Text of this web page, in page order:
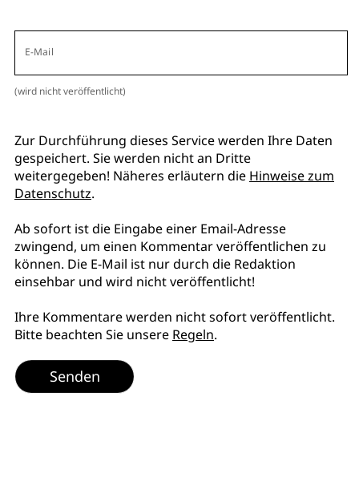
E-Mail
(wird nicht veröffentlicht)
Zur Durchführung dieses Service werden Ihre Daten
gespeichert. Sie werden nicht an Dritte
weitergegeben! Näheres erläutern die Hinweise zum
Datenschutz.
Ab sofort ist die Eingabe einer Email-Adresse
zwingend, um einen Kommentar veröffentlichen zu
können. Die E-Mail ist nur durch die Redaktion
einsehbar und wird nicht veröffentlicht!
Ihre Kommentare werden nicht sofort veröffentlicht.
Bitte beachten Sie unsere Regeln.
Senden